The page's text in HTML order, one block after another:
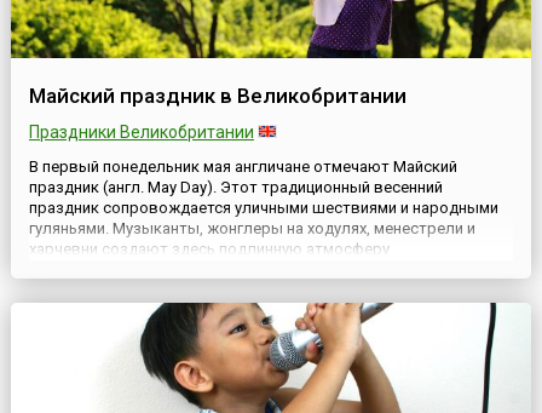
Майский праздник в Великобритании
Праздники Великобритании
В первый понедельник мая англичане отмечают Майский
праздник (англ. May Day). Этот традиционный весенний
праздник сопровождается уличными шествиями и народными
гуляньями. Музыканты, жонглеры на ходулях, менестрели и
харчевни создают здесь подлинную атмосферу
наряжается в Зеленого Джека (...